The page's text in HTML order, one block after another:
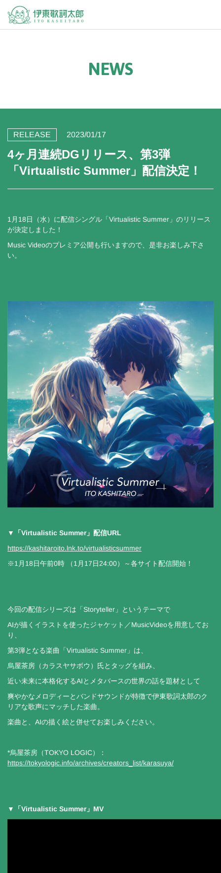
NEWS
RELEASE 2023/01/17
4ヶ月連続DGリリース、第3弾
「Virtualistic Summer」配信決定！
1月18日（水）に配信シングル「Virtualistic Summer」のリリース
が決定しました！
Music Videoのプレミア公開も行いますので、是非お楽しみ下さ
い。
▼「Virtualistic Summer」配信URL
https://kashitaroito.lnk.to/virtualisticsummer
※1月18日午前0時 （1月17日24:00）～各サイト配信開始！
今回の配信シリーズは「Storyteller」というテーマで
AIが描くイラストを使ったジャケット／MusicVideoを用意してお
り、
第3弾となる楽曲「Virtualistic Summer」は、
烏屋茶房（カラスヤサボウ）氏とタッグを組み、
近い未来に本格化するAIとメタバースの世界の話を題材として
爽やかなメロディーとバンドサウンドが特徴で伊東歌詞太郎のク
リアな歌声にマッチした楽曲。
楽曲と、AIの描く絵と併せてお楽しみください。
*烏屋茶房（TOKYO LOGIC）：
https://tokyologic.info/archives/creators_list/karasuya/
▼「Virtualistic Summer」MV